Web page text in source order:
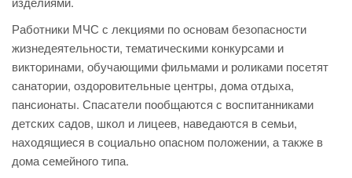
Работники МЧС с лекциями по основам безопасности
жизнедеятельности, тематическими конкурсами и
викторинами, обучающими фильмами и роликами посетят
санатории, оздоровительные центры, дома отдыха,
пансионаты. Спасатели пообщаются с воспитанниками
детских садов, школ и лицеев, наведаются в семьи,
находящиеся в социально опасном положении, а также в
дома семейного типа.